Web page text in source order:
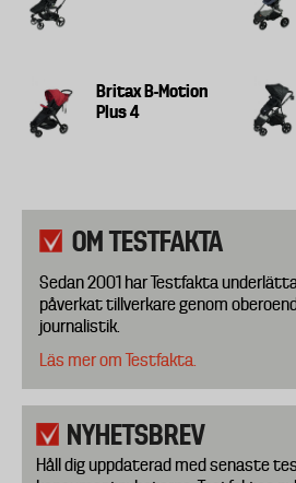
Britax B-Motion
Plus 4
OM TESTFAKTA
Sedan 2001 har Testfakta
påverkat tillverkare genom
journalistik.
Läs mer om Testfakta.
NYHETSBREV
Håll dig uppdaterad med senaste